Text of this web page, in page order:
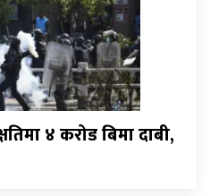
४ करोड बिमा दाबी,